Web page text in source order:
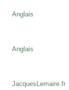
Anglais
Anglais
JacquesLemaire.fr